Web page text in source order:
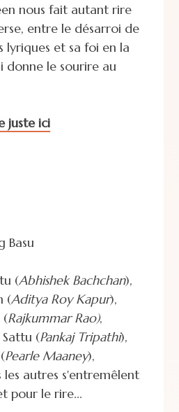
nous fait autant rire
entre le désarroi de
lyriques et sa foi en la
donne le sourire au
juste ici
Basu
(Abhishek Bachchan),
(Aditya Roy Kapur),
(Rajkummar Rao),
(Pankaj Tripathi),
Pearle Maaney),
autres s'entremêlent
pour le rire...